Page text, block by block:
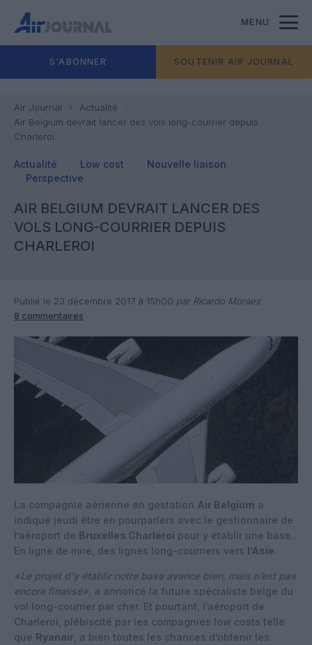
MENU
S'ABONNER SOUTENIR AIR JOURNAL
Air Journal
Actualité
Air Belgium devrait lancer des vols long-courrier depuis
Charleroi
Actualité Low cost
Nouvelle liaison
Perspective
AIR BELGIUM DEVRAIT LANCER DES
VOLS LONG-COURRIER DEPUIS
CHARLEROI
Publié le 23 décembre 2017 à 15h00 par Ricardo Moraes
8 commentaires
La compagnie aérienne en gestation Air Belgium a
indiqué jeudi être en pourparlers avec le gestionnaire de
l’aéroport de Bruxelles Charleroi pour y établir une base.
En ligne de mire, des lignes long-courriers vers l’Asie.
«Le projet d’y établir notre base avance bien, mais n’est pas
encore finalisé» , a annoncé la future spécialiste belge du
vol long-courrier par cher. Et pourtant, l’aéroport de
Charleroi, plébiscité par les compagnies low costs telle
que Ryanair , a bien toutes les chances d’obtenir les